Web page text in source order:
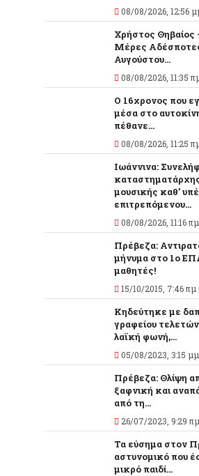
08/08/2026, 12:56
Χρήστος Θηβαίος
Μέρες
Αυγούστου...
08/08/2026, 11:35
O 16χρονος που
μέσα στο
πέθανε...
08/08/2026, 11:25
Ιωάννινα:
μουσικής καθ’
επιτρεπόμενου...
08/08/2026, 11:16
Πρέβεζα:
μήνυμα στο 1ο
μαθητές!
15/10/2015, 7:46 πμ |
Κηδεύτηκε με
γραφείου
λαϊκή φωνή,...
05/08/2023, 3:15
Πρέβεζα: Θλίψη
ξαφνική και
από τη...
26/07/2023, 9:29
Τα εύσημα στον
αστυνομικό που
μικρό παιδί...